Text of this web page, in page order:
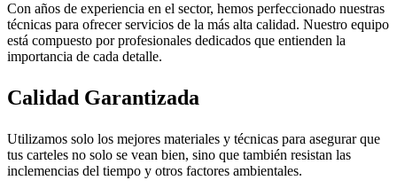
Con años de experiencia en el sector, hemos perfeccionado nuestras
técnicas para ofrecer servicios de la más alta calidad. Nuestro equipo
está compuesto por profesionales dedicados que entienden la
importancia de cada detalle.
Calidad Garantizada
Utilizamos solo los mejores materiales y técnicas para asegurar que
tus carteles no solo se vean bien, sino que también resistan las
inclemencias del tiempo y otros factores ambientales.